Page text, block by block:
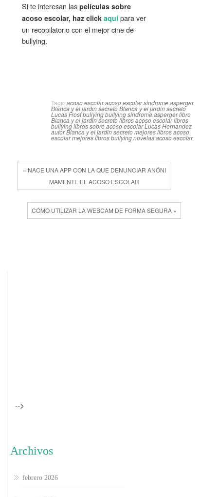
Si te interesan las películas sobre
acoso escolar, haz click aquí para ver
un recopilatorio con el mejor cine de
bullying.
Tags: acoso escolaracoso escolar sindrome asperger
Blanca y el jardin secretoBlanca y el jardin secreto
Lucas Frostbullyingbullying sindrome aspergerlibro
Blanca y el jardin secretolibros acoso escolarlibros
bullyinglibros sobre acoso escolarLucas Hernandez
autor Blanca y el jardin secretomejores libros acoso
escolarmejores libros bullyingnovelas acoso escolar
« NACE UNA APP CON LA QUE DENUNCIAR ANÓNI
MAMENTE EL ACOSO ESCOLAR
CÓMO UTILIZAR LA WEBCAM DE FORMA SEGURA »
-->
Archivos
febrero 2026